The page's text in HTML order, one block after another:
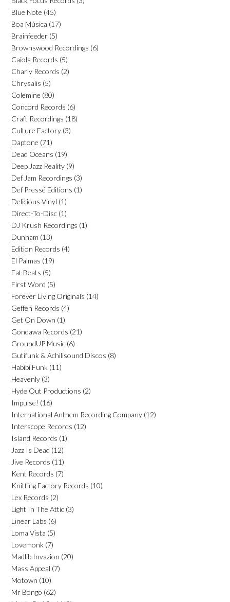
Blue Note (45)
Boa Música (17)
Brainfeeder (5)
Brownswood Recordings (6)
Caiola Records (5)
Charly Records (2)
Chrysalis (5)
Colemine (80)
Concord Records (6)
Craft Recordings (18)
Culture Factory (3)
Daptone (71)
Dead Oceans (19)
Deep Jazz Reality (9)
Def Jam Recordings (3)
Def Pressé Editions (1)
Delicious Vinyl (1)
Direct-To-Disc (1)
DJ Krush Recordings (1)
Dunham (13)
Edition Records (4)
El Palmas (19)
Fat Beats (5)
First Word (5)
Forever Living Originals (14)
Geffen Records (4)
Get On Down (1)
Gondawa Records (21)
GroundUP Music (6)
Gutifunk & Achilisound Discos (8)
Habibi Funk (11)
Heavenly (3)
Hyde Out Productions (2)
Impulse! (16)
International Anthem Recording Company (12)
Interscope Records (12)
Island Records (1)
Jazz Is Dead (12)
Jive Records (11)
Kent Records (7)
Knitting Factory Records (10)
Lex Records (2)
Light In The Attic (3)
Linear Labs (6)
Loma Vista (5)
Lovemonk (7)
Madlib Invazion (20)
Mass Appeal (7)
Motown (10)
Mr Bongo (62)